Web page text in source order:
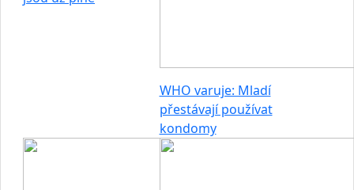
WHO varuje: Mladí
přestávají používat
kondomy